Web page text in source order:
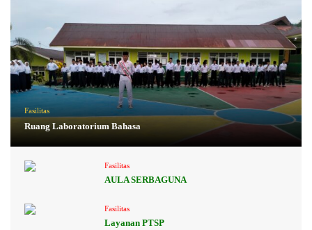
Fasilitas
Ruang Laboratorium Bahasa
Fasilitas
AULA SERBAGUNA
Fasilitas
Layanan PTSP